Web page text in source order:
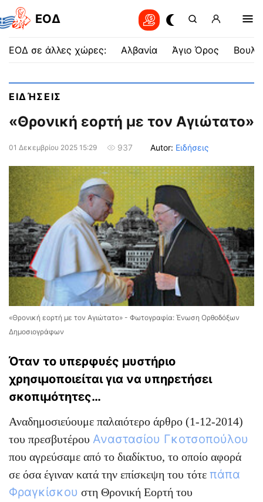
EOΔ
ΕΟΔ σε άλλες χώρες: Αλβανία Άγιο Όρος
ΕΙΔΉΣΕΙΣ
«Θρονική εορτή με τον Αγιώτατο»
01 Δεκεμβρίου 2025 15:29 937 Autor: Ειδήσεις
«Θρονική εορτή με τον Αγιώτατο» - Φωτογραφία: Ένωση Ορθοδόξων
Δημοσιογράφων
Όταν το υπερφυές μυστήριο
χρησιμοποιείται για να υπηρετήσει
σκοπιμότητες…
Αναδημοσιεύουμε παλαιότερο άρθρο (1-12-2014)
του πρεσβυτέρου Αναστασίου Γκοτσοπούλου
που αγρεύσαμε από το διαδίκτυο, το οποίο αφορά
σε όσα έγιναν κατά την επίσκεψη του τότε πάπα
Φραγκίσκου στη Θρονική Εορτή του